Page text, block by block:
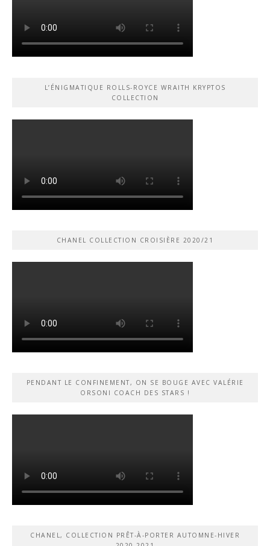
L’ÉNIGMATIQUE ROLLS-ROYCE WRAITH KRYPTOS
COLLECTION
CHANEL COLLECTION CROISIÈRE 2020/21
PENDANT LE CONFINEMENT, ON SE BOUGE AVEC VALÉRIE
ORSONI COACH DES STARS !
CHANEL, COLLECTION PRÊT-À-PORTER AUTOMNE-HIVER